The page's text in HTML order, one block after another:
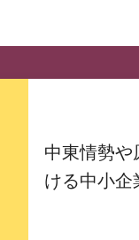
中東情勢や
ける中小企